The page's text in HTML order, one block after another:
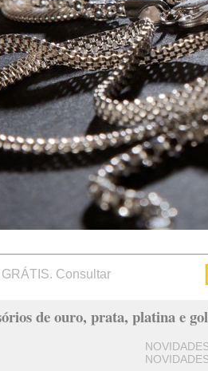
Consultar
de ouro, prata, platina e